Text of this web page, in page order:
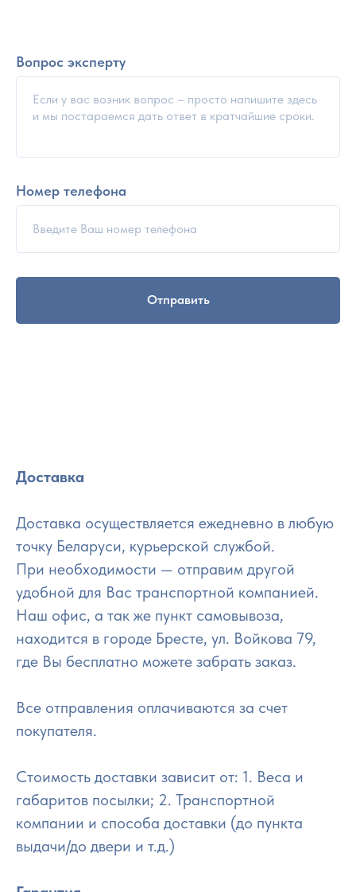
Вопрос эксперту
Номер телефона
Отправить
Доставка
Доставка осуществляется ежедневно в любую
точку Беларуси, курьерской службой.
При необходимости — отправим другой
удобной для Вас транспортной компанией.
Наш офис, а так же пункт самовывоза,
находится в городе Бресте, ул. Войкова 79,
где Вы бесплатно можете забрать заказ.
Все отправления оплачиваются за счет
покупателя.
Стоимость доставки зависит от: 1. Веса и
габаритов посылки; 2. Транспортной
компании и способа доставки (до пункта
выдачи/до двери и т.д.)